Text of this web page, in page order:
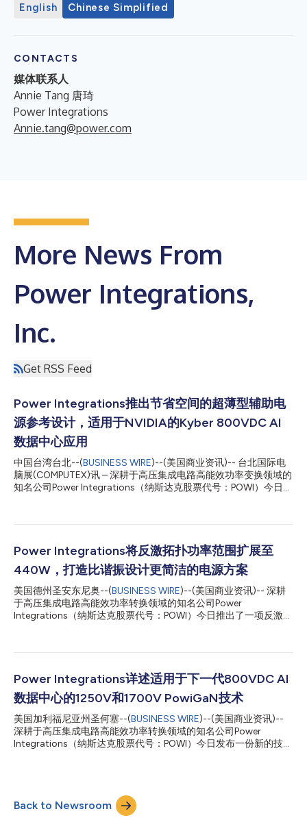
English Chinese Simplified
CONTACTS
媒体联系人
Annie Tang 唐琦
Power Integrations
Annie.tang@power.com
More News From
Power Integrations,
Inc.
Get RSS Feed
Power Integrations推出节省空间的超薄型辅助电
源参考设计，适用于NVIDIA的Kyber 800VDC AI
数据中心应用
中国台湾台北--(BUSINESS WIRE)--(美国商业资讯)-- 台北国际电
脑展(COMPUTEX)讯 – 深耕于高压集成电路高能效功率变换领域的
知名公司Power Integrations（纳斯达克股票代号：POWI）今日推
30mm×30mm，厚度为7mm；另一款隔离式、六路输出、35W
设计方案专为NVIDIA的Kyber液冷刀片式机架架构优化设计，可在
布局密集的主配电板(PDB)上节省约30%空间，同时BOM元件数预
计减少30%，进而简化设计并提升整体可靠性。这两款设计效率极
高，在整个输入电压和负载范围内，效率均不低于88%。 Power
Integrations高级培训经理Jason Yan表示，“Power Integrations
是率先推出单HEMT 1700V GaN器件的公司，因此能够打造这款
业界顶尖、高能效的反激式电源。该方案物料清单精简，同时可在
Power Integrations将反激拓扑功率范围扩展至
440W，打造比谐振设计更简洁的电源方案
美国德州圣安东尼奥--(BUSINESS WIRE)--(美国商业资讯)-- 深耕
于高压集成电路高能效功率转换领域的知名公司Power
Integrations（纳斯达克股票代号：POWI）今日推出了一项反激拓
TOPSwitchGaN™反激式IC系列产品将该公司的突破性PowiGaN™
在许多情况下无需使用散热片，缩短了设计周期，提高了可生产
性，并降低了系统总成本。 Power Integrations产品营销总监
Silvestro Fimiani 表示，“这不仅仅是一次产品升级——这是工程
师进行电源设计方式的根本性转变。几十年来，随着功率水平的提
高，设计人员不得不转向LLC等谐振拓扑。借助TOPSwitchGaN，
我们将反激式拓扑推向了此前无法企及的功率范围，使工程师能够
通过简单得多的架构实现高效率和高性能。” 采用TOPSwitchGaN
Power Integrations详述适用于下一代800VDC AI
数据中心的1250V和1700V PowiGaN技术
美国加利福尼亚州圣何塞--(BUSINESS WIRE)--(美国商业资讯)--
深耕于高压集成电路高能效功率转换领域的知名公司Power
Integrations（纳斯达克股票代号：POWI）今日发布一份新的技术
1700V PowiGaN技术适用于800VDC供电架构的功能特性。峰会
上，NVIDIA还就800VDC架构的最新进展进行了说明。Power
Integrations正与NVIDIA合作，加速推动向800VDC供电和兆瓦级
Back to Newsroom